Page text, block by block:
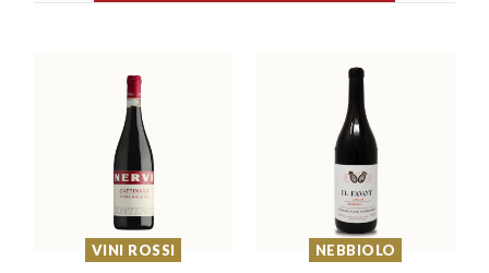
VINI ROSSI NEBBIOLO